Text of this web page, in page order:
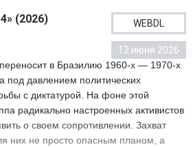
(2026) WEBDL
12 июня 2026
в Бразилию 1960-х — 1970-х
под давлением политических
с диктатурой. На фоне этой
радикально настроенных активистов
о своем сопротивлении. Захват
них не просто опасным планом, а